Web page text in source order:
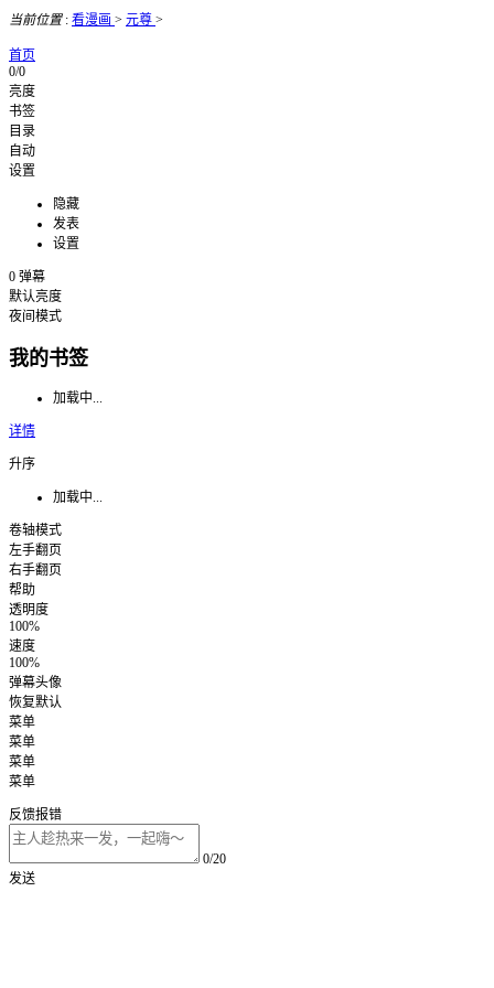
当前位置: 看漫画 > 元尊 >
首页
0/0
亮度
书签
目录
自动
设置
隐藏
发表
设置
0 弹幕
默认亮度
夜间模式
我的书签
加载中...
详情
升序
加载中...
卷轴模式
左手翻页
右手翻页
帮助
透明度
100%
速度
100%
弹幕头像
恢复默认
菜单
菜单
菜单
菜单
反馈报错
0/20
发送